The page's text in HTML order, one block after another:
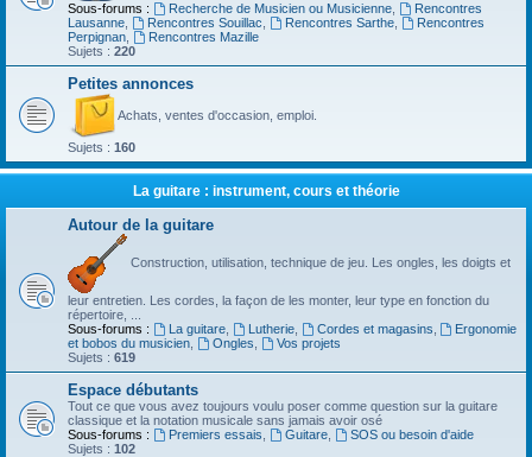
Sous-forums : Recherche de Musicien ou Musicienne,
Rencontres
Lausanne
Rencontres Souillac Rencontres Sarthe,
Rencontres
Perpignan
Rencontres Mazille
Sujets : 220
Petites annonces
Achats, ventes d'occasion, emploi.
Sujets : 160
La guitare : instrument, cours et théorie
Autour de la guitare
Construction, utilisation, technique de jeu. Les ongles, les doigts et
leur entretien. Les cordes, la façon de les monter, leur type en fonction du
répertoire, ...
Sous-forums :
La guitare, Lutherie, Cordes et magasins
Ergonomie
et bobos du musicien
Ongles
Vos projets
Sujets : 619
Espace débutants
Tout ce que vous avez toujours voulu poser comme question sur la guitare
classique et la notation musicale sans jamais avoir osé
Sous-forums :
Premiers essais Guitare,
SOS ou besoin d'aide
Sujets : 102